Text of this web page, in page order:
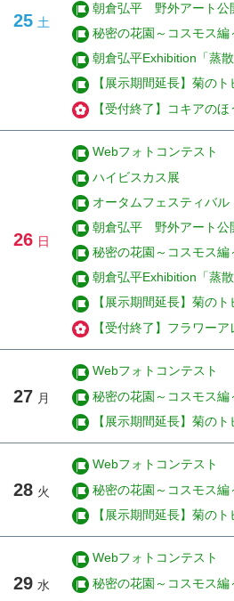
25 土
朝倉弘平 野外アート公
秘密の花園～コスモス編
朝倉弘平Exhibition「蒸散
【展示期間延長】菊の
【受付終了】コキアのほ
26 日
Webフォトコンテスト
ハイビスカス展
オータムフェスティバル
朝倉弘平 野外アート公
秘密の花園～コスモス編
朝倉弘平Exhibition「蒸散
【展示期間延長】菊の
【受付終了】フラワー
27 月
Webフォトコンテスト
秘密の花園～コスモス編
【展示期間延長】菊の
28 火
Webフォトコンテスト
秘密の花園～コスモス編
【展示期間延長】菊の
29 水
Webフォトコンテスト
秘密の花園～コスモス編